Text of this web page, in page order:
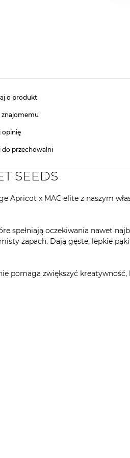
o produkt
znajomemu
opinię
do przechowalni
SEEDS
Apricot x MAC elite z naszym
spełniają oczekiwania nawet
zapach. Dają gęste, lepkie
pomaga zwiększyć